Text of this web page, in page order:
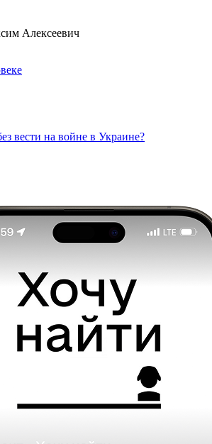
Алексеевич
вести на войне в Украине?